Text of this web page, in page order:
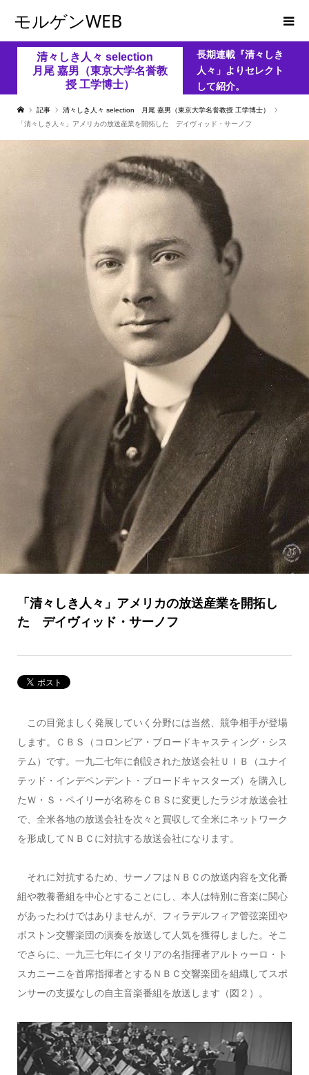
モルゲンWEB
清々しき人々 selection
月尾 嘉男（東京大学名誉教
授 工学博士）
長期連載『清々しき
人々」よりセレクト
して紹介。
記事
清々しき人々 selection 月尾 嘉男（東京大学名誉教授 工学博士）
「清々しき人々」アメリカの放送産業を開拓した デイヴィッド・サーノフ
「清々しき人々」アメリカの放送産業を開拓し
た デイヴィッド・サーノフ
この目覚ましく発展していく分野には当然、競争相手が登場
します。ＣＢＳ（コロンビア・ブロードキャスティング・シス
テム）です。一九二七年に創設された放送会社ＵＩＢ（ユナイ
テッド・インデペンデント・ブロードキャスターズ）を購入し
たＷ・Ｓ・ペイリーが名称をＣＢＳに変更したラジオ放送会社
で、全米各地の放送会社を次々と買収して全米にネットワーク
を形成してＮＢＣに対抗する放送会社になります。
それに対抗するため、サーノフはＮＢＣの放送内容を文化番
組や教養番組を中心とすることにし、本人は特別に音楽に関心
があったわけではありませんが、フィラデルフィア管弦楽団や
ボストン交響楽団の演奏を放送して人気を獲得しました。そこ
でさらに、一九三七年にイタリアの名指揮者アルトゥーロ・ト
スカニーニを首席指揮者とするＮＢＣ交響楽団を組織してスポ
ンサーの支援なしの自主音楽番組を放送します（図２）。